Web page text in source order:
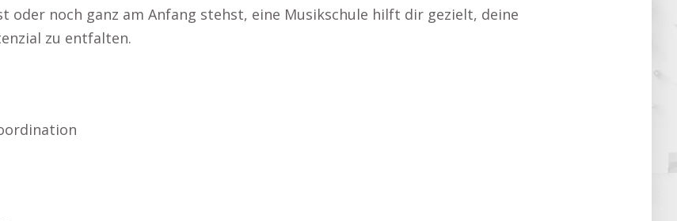
oder noch ganz am Anfang stehst, eine Musikschule hilft dir gezielt, deine
zu entfalten.